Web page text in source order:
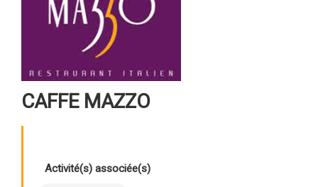
CAFFE MAZZO
Activité(s) associée(s)